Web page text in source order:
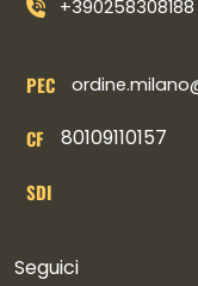
+390258308188
PEC
CF 80109110157
SDI
Seguici